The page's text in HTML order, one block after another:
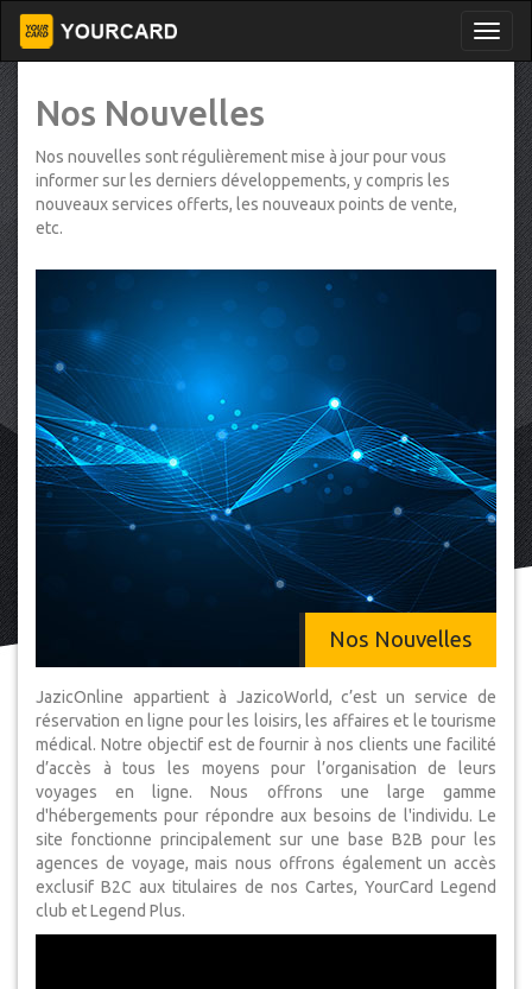
Nos Nouvelles
Nos nouvelles sont régulièrement mise à jour pour vous
informer sur les derniers développements, y compris les
nouveaux services offerts, les nouveaux points de vente,
etc.
Nos Nouvelles
JazicOnline appartient à JazicoWorld, c’est un service de
réservation en ligne pour les loisirs, les affaires et le tourisme
médical. Notre objectif est de fournir à nos clients une facilité
d’accès à tous les moyens pour l’organisation de leurs
voyages en ligne. Nous offrons une large gamme
d'hébergements pour répondre aux besoins de l'individu. Le
site fonctionne principalement sur une base B2B pour les
agences de voyage, mais nous offrons également un accès
exclusif B2C aux titulaires de nos Cartes, YourCard Legend
club et Legend Plus.